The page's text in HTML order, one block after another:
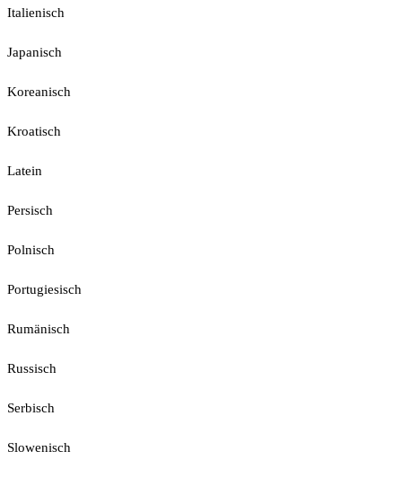
Italienisch
Japanisch
Koreanisch
Kroatisch
Latein
Persisch
Polnisch
Portugiesisch
Rumänisch
Russisch
Serbisch
Slowenisch